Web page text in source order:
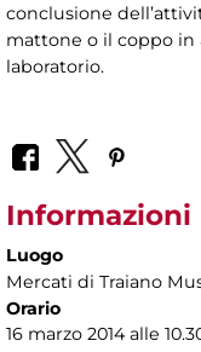
conclusione
mattone o il coppo in
laboratorio.
Informazioni
Luogo
Mercati di Traiano
Orario
16 marzo 2014 alle